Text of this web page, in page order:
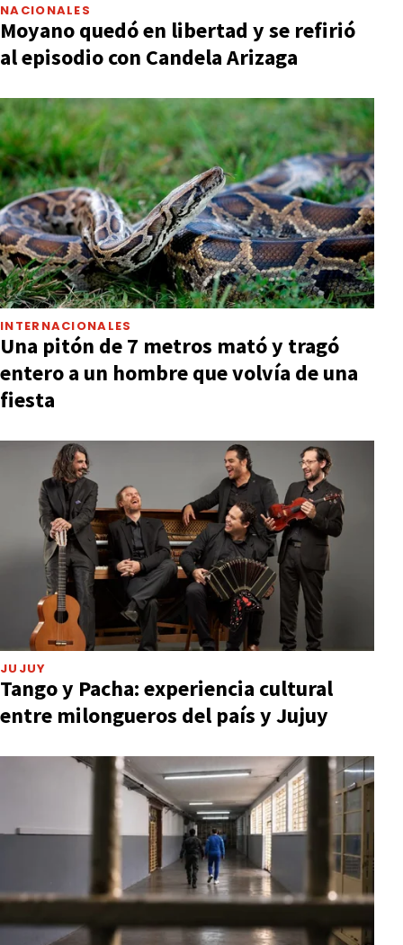
NACIONALES
Moyano quedó en libertad y se refirió
al episodio con Candela Arizaga
INTERNACIONALES
Una pitón de 7 metros mató y tragó
entero a un hombre que volvía de una
fiesta
JUJUY
Tango y Pacha: experiencia cultural
entre milongueros del país y Jujuy